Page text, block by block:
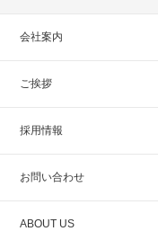
会社案内
ご挨拶
採用情報
お問い合わせ
ABOUT US